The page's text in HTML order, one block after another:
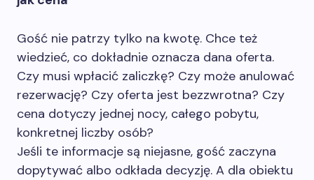
Gość nie patrzy tylko na kwotę. Chce też
wiedzieć, co dokładnie oznacza dana oferta.
Czy musi wpłacić zaliczkę? Czy może anulować
rezerwację? Czy oferta jest bezzwrotna? Czy
cena dotyczy jednej nocy, całego pobytu,
konkretnej liczby osób?
Jeśli te informacje są niejasne, gość zaczyna
dopytywać albo odkłada decyzję. A dla obiektu